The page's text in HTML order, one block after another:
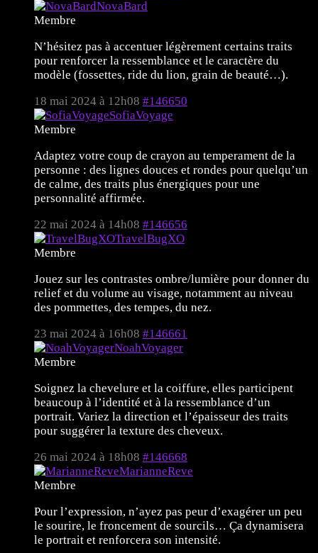
NovaBard
Membre
N’hésitez pas à accentuer légèrement certains traits
pour renforcer la ressemblance et le caractère du
modèle (fossettes, ride du lion, grain de beauté…).
18 mai 2024 à 12h08 #146650
SofiaVoyage
Membre
Adaptez votre coup de crayon au temperament de la
personne : des lignes douces et rondes pour quelqu’un
de calme, des traits plus énergiques pour une
personnalité affirmée.
22 mai 2024 à 14h08 #146656
TravelBugXO
Membre
Jouez sur les contrastes ombre/lumière pour donner du
relief et du volume au visage, notamment au niveau
des pommettes, des tempes, du nez.
23 mai 2024 à 16h08 #146661
NoahVoyager
Membre
Soignez la chevelure et la coiffure, elles participent
beaucoup à l’identité et à la ressemblance d’un
portrait. Variez la direction et l’épaisseur des traits
pour suggérer la texture des cheveux.
26 mai 2024 à 18h08 #146668
MarianneReve
Membre
Pour l’expression, n’ayez pas peur d’exagérer un peu
le sourire, le froncement de sourcils… Ça dynamisera
le portrait et renforcera son intensité.